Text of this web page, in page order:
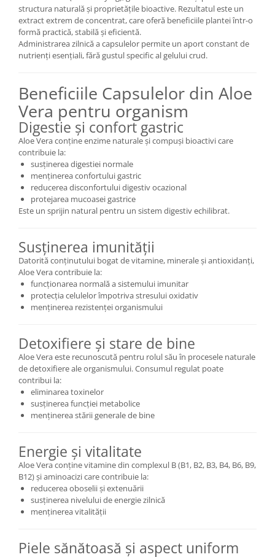
structura naturală și proprietățile bioactive. Rezultatul este un
extract extrem de concentrat, care oferă beneficiile plantei într-o
formă practică, stabilă și eficientă.
Administrarea zilnică a capsulelor permite un aport constant de
nutrienți esențiali, fără gustul specific al gelului crud.
Beneficiile Capsulelor din Aloe
Vera pentru organism
Digestie și confort gastric
Aloe Vera conține enzime naturale și compuși bioactivi care
contribuie la:
susținerea digestiei normale
menținerea confortului gastric
reducerea disconfortului digestiv ocazional
protejarea mucoasei gastrice
Este un sprijin natural pentru un sistem digestiv echilibrat.
Susținerea imunității
Datorită conținutului bogat de vitamine, minerale și antioxidanți,
Aloe Vera contribuie la:
funcționarea normală a sistemului imunitar
protecția celulelor împotriva stresului oxidativ
menținerea rezistenței organismului
Detoxifiere și stare de bine
Aloe Vera este recunoscută pentru rolul său în procesele naturale
de detoxifiere ale organismului. Consumul regulat poate
contribui la:
eliminarea toxinelor
susținerea funcției metabolice
menținerea stării generale de bine
Energie și vitalitate
Aloe Vera conține vitamine din complexul B (B1, B2, B3, B4, B6, B9,
B12) și aminoacizi care contribuie la:
reducerea oboselii și extenuării
susținerea nivelului de energie zilnică
menținerea vitalității
Piele sănătoasă și aspect uniform